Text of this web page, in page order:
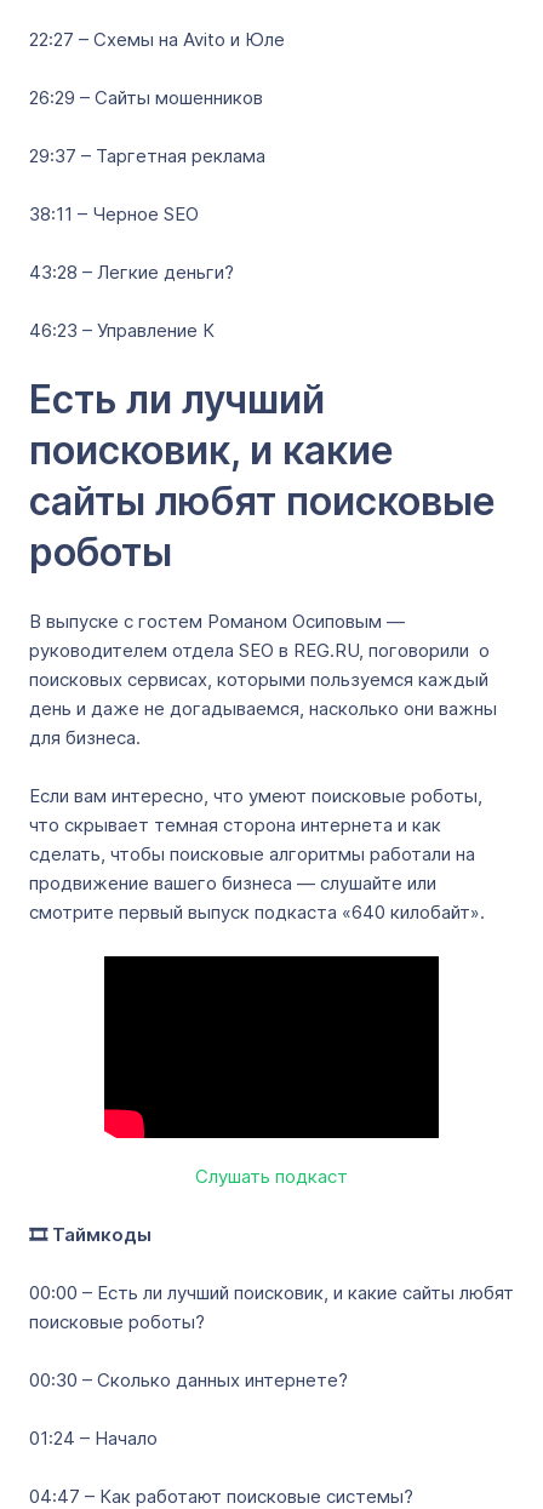
22:27 – Схемы на Avito и Юле
26:29 – Сайты мошенников
29:37 – Таргетная реклама
38:11 – Черное SEO
43:28 – Легкие деньги?
46:23 – Управление К
Есть ли лучший
поисковик, и какие
сайты любят поисковые
роботы
В выпуске с гостем Романом Осиповым —
руководителем отдела SEO в REG.RU, поговорили о
поисковых сервисах, которыми пользуемся каждый
день и даже не догадываемся, насколько они важны
для бизнеса.
Если вам интересно, что умеют поисковые роботы,
что скрывает темная сторона интернета и как
сделать, чтобы поисковые алгоритмы работали на
продвижение вашего бизнеса — слушайте или
смотрите первый выпуск подкаста «640 килобайт».
Слушать подкаст
🎞️ Таймкоды
00:00 – Есть ли лучший поисковик, и какие сайты любят
поисковые роботы?
00:30 – Сколько данных интернете?
01:24 – Начало
04:47 – Как работают поисковые системы?